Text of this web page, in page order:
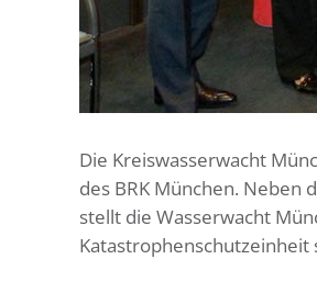
Die Kreiswasserwacht
des BRK München. Neben
stellt die Wasserwacht